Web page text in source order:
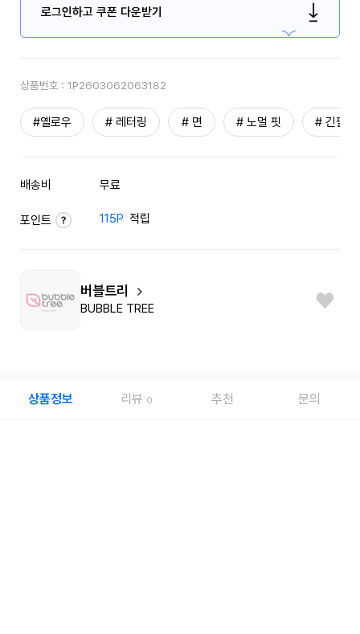
로그인하고 쿠폰 다운받기
상품번호 : 1P2603062063182
#옐로우 # 레터링 # 면 # 노멀 핏 # 긴팔
배송비 무료
포인트 115P 적립
버블트리
BUBBLE TREE
상품정보 리뷰 0 추천 문의